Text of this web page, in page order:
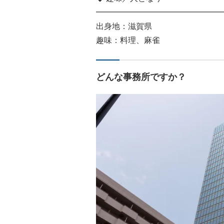
出身地：滋賀県
趣味：料理、麻雀
どんな事務所ですか？